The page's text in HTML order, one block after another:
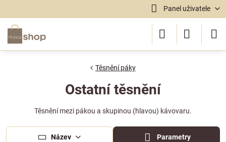
Panel uživatele
Těsnění páky
Ostatní těsnění
Těsnění mezi pákou a skupinou (hlavou) kávovaru.
Název Parametry